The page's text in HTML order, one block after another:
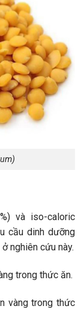
và iso-caloric
cầu dinh dưỡng
nghiên cứu này.
trong thức ăn.
vàng trong thức